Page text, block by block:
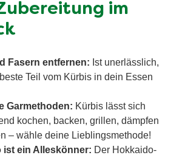
im
Fasern entfernen: Ist unerlässlich,
Teil vom Kürbis in dein Essen
Garmethoden: Kürbis lässt sich
kochen, backen, grillen, dämpfen
– wähle deine Lieblingsmethode!
ist ein Alleskönner: Der Hokkaido-